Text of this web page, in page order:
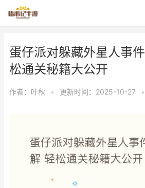
蛋仔派对躲藏外星人事
松通关秘籍大公开
作者： 叶秋 • 更新时间：2025-10-27 •